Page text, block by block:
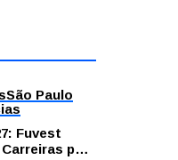
São Paulo
Fuvest
para